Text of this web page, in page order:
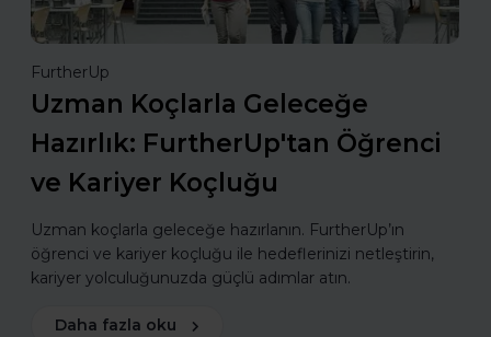
FurtherUp
Uzman Koçlarla Geleceğe
Hazırlık: FurtherUp'tan Öğrenci
ve Kariyer Koçluğu
Uzman koçlarla geleceğe hazırlanın. FurtherUp’ın
öğrenci ve kariyer koçluğu ile hedeflerinizi netleştirin,
kariyer yolculuğunuzda güçlü adımlar atın.
Daha fazla oku